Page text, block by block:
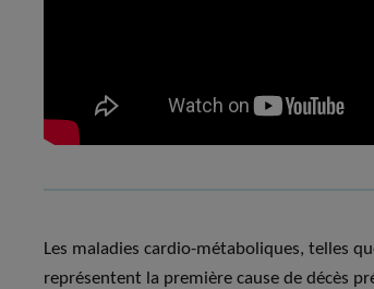
Les maladies cardio-métaboliques, telles
représentent la première cause de décès